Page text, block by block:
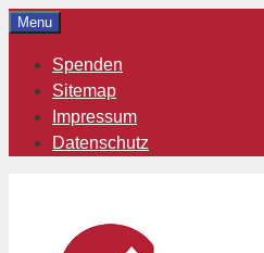
Zum
springen
Menu
Spenden
Sitemap
Impressum
Datenschutz